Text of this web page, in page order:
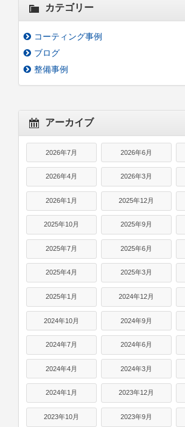
カテゴリー
コーティング事例
ブログ
整備事例
アーカイブ
2026年7月 2026年6月
2026年4月 2026年3月
2026年1月 2025年12月
2025年10月 2025年9月
2025年7月 2025年6月
2025年4月 2025年3月
2025年1月 2024年12月
2024年10月 2024年9月
2024年7月 2024年6月
2024年4月 2024年3月
2024年1月 2023年12月
2023年10月 2023年9月